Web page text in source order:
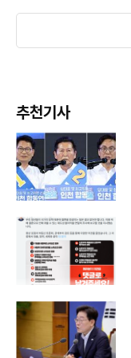
추천기사